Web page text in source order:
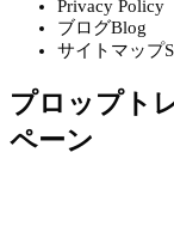
Privacy Policy
ブログBlog
サイトマップ
プロップト
ペーン